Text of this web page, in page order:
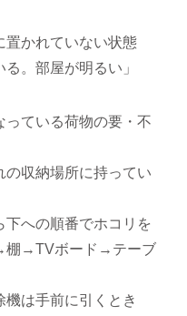
置かれていない状態
。部屋が明るい」
っている荷物の要・不
の収納場所に持ってい
下への順番でホコリを
棚→TVボード→テーブ
機は手前に引くとき